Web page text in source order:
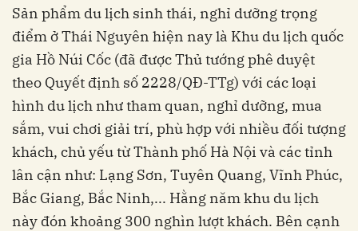
Sản phẩm du lịch sinh thái, nghỉ dưỡng trọng
điểm ở Thái Nguyên hiện nay là Khu du lịch quốc
gia Hồ Núi Cốc (đã được Thủ tướng phê duyệt
theo Quyết định số 2228/QĐ-TTg) với các loại
hình du lịch như tham quan, nghỉ dưỡng, mua
sắm, vui chơi giải trí, phù hợp với nhiều đối tượng
khách, chủ yếu từ Thành phố Hà Nội và các tỉnh
lân cận như: Lạng Sơn, Tuyên Quang, Vĩnh Phúc,
Bắc Giang, Bắc Ninh,... Hằng năm khu du lịch
này đón khoảng 300 nghìn lượt khách. Bên cạnh